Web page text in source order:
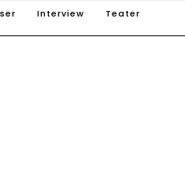
Interview Teater